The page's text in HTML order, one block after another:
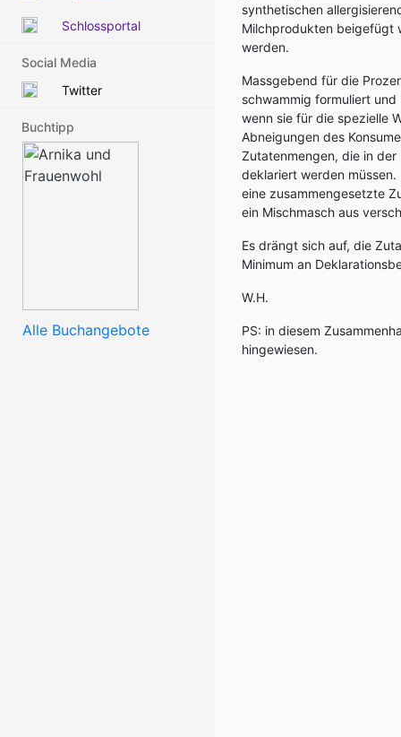
Schlossportal
Social Media
Twitter
Buchtipp
Alle Buchangebote
synthetischen
Milchprodukten beigefügt
werden.
Massgebend für die
schwammig formuliert
wenn sie für die spezielle
Abneigungen des
Zutatenmengen, die in
deklariert werden
eine zusammengesetzte
ein Mischmasch aus
Es drängt sich auf, die
Minimum an
W.H.
PS: in diesem
hingewiesen.